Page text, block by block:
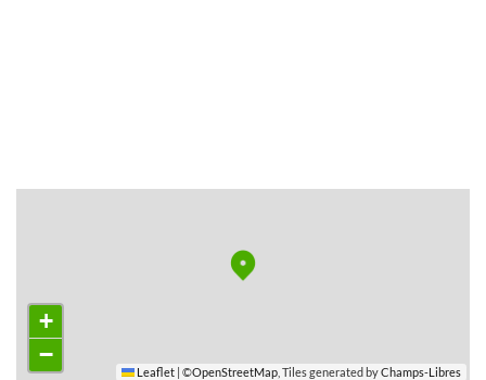
+
−
Leaflet | ©OpenStreetMap , Tiles generated byChamps-Libres